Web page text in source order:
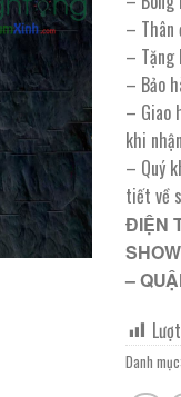
– Thân
– Tặng
– Bảo
– Giao
khi
– Quý
tiết về
ĐIỆN
–
Danh mục: